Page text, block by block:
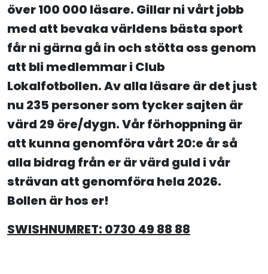
över 100 000 läsare. Gillar ni vårt jobb
med att bevaka världens bästa sport
får ni gärna gå in och stötta oss genom
att bli medlemmar i Club
Lokalfotbollen. Av alla läsare är det just
nu 235 personer som tycker sajten är
värd 29 öre/dygn. Vår förhoppning är
att kunna genomföra vårt 20:e år så
alla bidrag från er är värd guld i vår
strävan att genomföra hela 2026.
Bollen är hos er!
SWISHNUMRET: 0730 49 88 88